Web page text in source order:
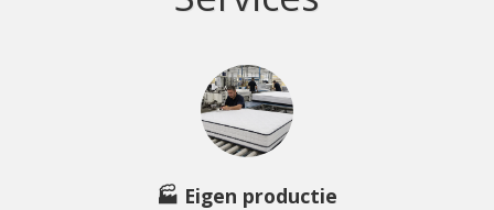
🏭 Eigen productie